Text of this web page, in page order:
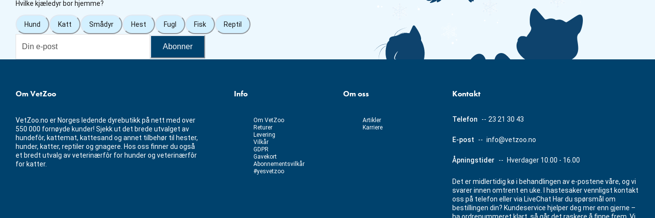
Hvilke kjæledyr bor hjemme?
Hund Katt Smådyr Hest Fugl Fisk Reptil
Abonner
Om VetZoo
VetZoo.no er Norges ledende dyrebutikk på nett med over
550 000 fornøyde kunder! Sjekk ut det brede utvalget av
hundefôr, kattemat, kattesand og annet tilbehør til hester,
hunder, katter, reptiler og gnagere. Hos oss finner du også
et bredt utvalg av veterinærfôr for hunder og veterinærfôr
for katter.
Info
Om VetZoo
Returer
Levering
Vilkår
GDPR
Gavekort
Abonnementsvilkår
#yesvetzoo
Om oss
Artikler
Karriere
Kontakt
Telefon -- 23 21 30 43
E-post -- info@vetzoo.no
Åpningstider -- Hverdager 10.00 - 16.00
Det er midlertidig kø i behandlingen av e-postene våre, og vi
svarer innen omtrent en uke. I hastesaker vennligst kontakt
oss på telefon eller via LiveChat Har du spørsmål om
bestillingen din? Kundeservice hjelper deg mer enn gjerne –